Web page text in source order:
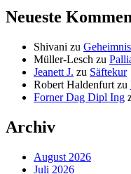
Neueste
Shivani zu
Müller-Lesch zu
Jeanett J. zu Säftekur
Robert Haldenfurt zu
Forner Dag Dipl Ing
Archiv
August 2026
Juli 2026